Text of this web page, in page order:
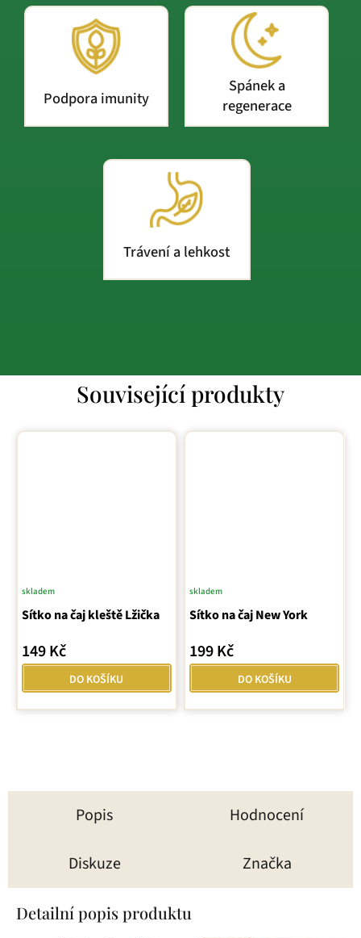
Podpora imunity
Spánek a
regenerace
Trávení a lehkost
Související produkty
Sítko na čaj kleště Lžička
Průměrné
hodnocení
je
z
5
skladem
149 Kč
DO KOŠÍKU
Sítko na čaj New York
Průměrné
hodnocení
je
z
5
skladem
199 Kč
DO KOŠÍKU
Popis Hodnocení
Diskuze Značka
Detailní popis produktu